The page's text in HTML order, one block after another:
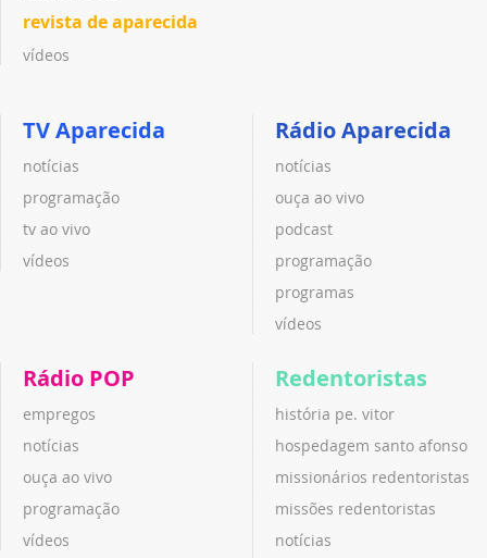
revista de aparecida
vídeos
TV Aparecida
notícias
programação
tv ao vivo
vídeos
Rádio Aparecida
notícias
ouça ao vivo
podcast
programação
programas
vídeos
Rádio POP
empregos
notícias
ouça ao vivo
programação
vídeos
Redentoristas
história pe. vitor
hospedagem santo afonso
missionários redentoristas
missões redentoristas
notícias